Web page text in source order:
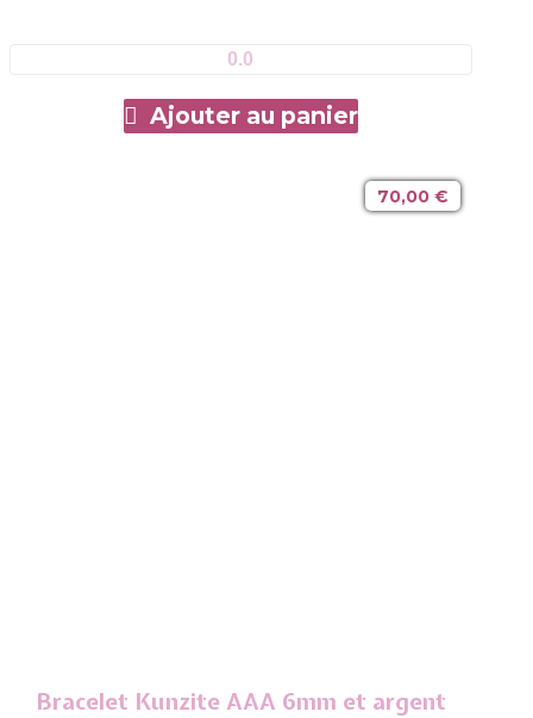
0.0
Ajouter au panier
Bracelet Kunzite AAA 6mm et argent
70,00 €